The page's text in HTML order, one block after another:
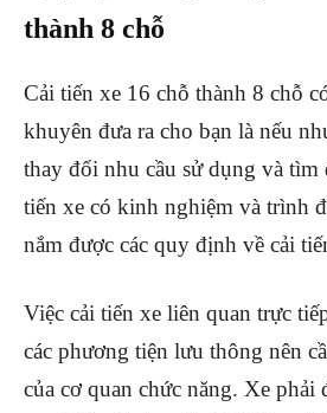
thành 8 chỗ
Cải tiến xe 16 chỗ thành 8 chỗ
khuyên đưa ra cho bạn là nếu
thay đổi nhu cầu sử dụng và tìm
tiến xe có kinh nghiệm và trình
nắm được các quy định về cải
Việc cải tiến xe liên quan trực
các phương tiện lưu thông nên
của cơ quan chức năng. Xe phải